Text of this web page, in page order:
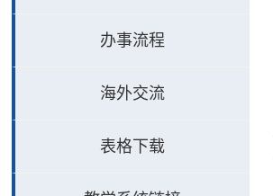
办事流程
海外交流
表格下载